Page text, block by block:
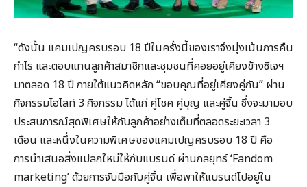
“ดังนั้น แคมเปญครบรอบ 18 ปีในครั้งนี้ของเราจึงมุ่งเน้นการคืน
กำไร และตอบแทนลูกค้าสมาชิกและชุมชนที่คอยอยู่เคียงข้างซีเจฯ
มาตลอด 18 ปี ภายใต้แนวคิดหลัก “ขอบคุณที่อยู่เคียงคู่กัน” ผ่าน
กิจกรรมไฮไลท์ 3 กิจกรรม ได้แก่ คู่โชค คู่บุญ และคู่จิ้น ซึ่งจะมามอบ
ประสบการณ์สุดพิเศษให้กับลูกค้าอย่างเต็มที่ตลอดระยะเวลา 3
เดือน และหนึ่งในความพิเศษของแคมเปญครบรอบ 18 ปี คือ
การนำเสนอสิ่งแปลกใหม่ให้กับแบรนด์ ผ่านกลยุทธ์ ‘Fandom
marketing’ ด้วยการจับมือกับคู่จิ้น เพื่อพาให้แบรนด์ไปอยู่ใน